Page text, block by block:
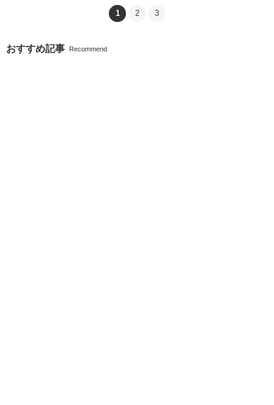
1 2 3
おすすめ記事 Recommend